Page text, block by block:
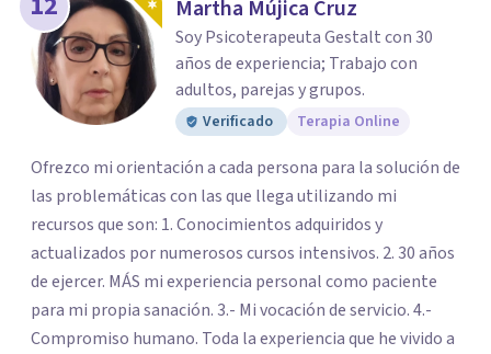
Martha Mújica Cruz
Soy Psicoterapeuta Gestalt con 30
años de experiencia; Trabajo con
adultos, parejas y grupos.
Verificado Terapia Online
Ofrezco mi orientación a cada persona para la solución de
las problemáticas con las que llega utilizando mi
recursos que son: 1. Conocimientos adquiridos y
actualizados por numerosos cursos intensivos. 2. 30 años
de ejercer. MÁS mi experiencia personal como paciente
para mi propia sanación. 3.- Mi vocación de servicio. 4.-
Compromiso humano. Toda la experiencia que he vivido a